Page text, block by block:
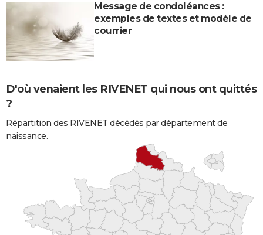
Message de condoléances :
exemples de textes et modèle de
courrier
D'où venaient les RIVENET qui nous ont quittés
?
Répartition des RIVENET décédés par département de
naissance.